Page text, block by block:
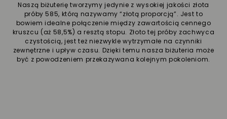
Naszą biżuterię tworzymy jedynie z wysokiej jakości złota
próby 585, którą nazywamy “złotą proporcją”. Jest to
bowiem idealne połączenie między zawartością cennego
kruszcu (aż 58,5%) a resztą stopu. Złoto tej próby zachwyca
czystością, jest też niezwykle wytrzymałe na czynniki
zewnętrzne i upływ czasu. Dzięki temu nasza biżuteria może
być z powodzeniem przekazywana kolejnym pokoleniom.